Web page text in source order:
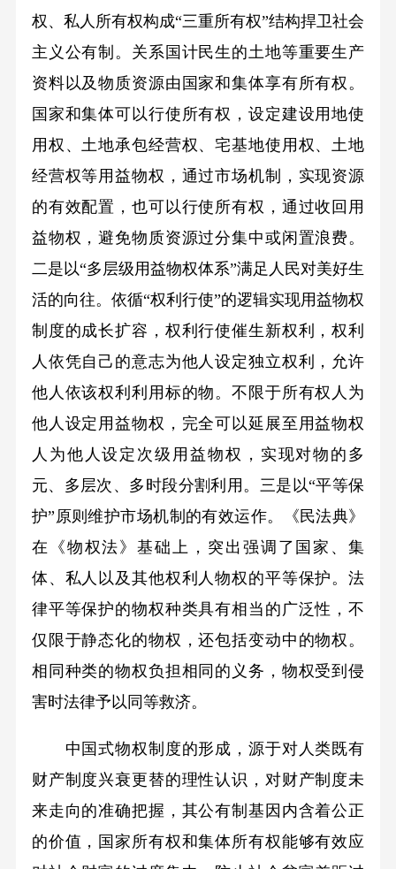
权、私人所有权构成“三重所有权”结构捍卫社会
主义公有制。关系国计民生的土地等重要生产
资料以及物质资源由国家和集体享有所有权。
国家和集体可以行使所有权，设定建设用地使
用权、土地承包经营权、宅基地使用权、土地
经营权等用益物权，通过市场机制，实现资源
的有效配置，也可以行使所有权，通过收回用
益物权，避免物质资源过分集中或闲置浪费。
二是以“多层级用益物权体系”满足人民对美好生
活的向往。依循“权利行使”的逻辑实现用益物权
制度的成长扩容，权利行使催生新权利，权利
人依凭自己的意志为他人设定独立权利，允许
他人依该权利利用标的物。不限于所有权人为
他人设定用益物权，完全可以延展至用益物权
人为他人设定次级用益物权，实现对物的多
元、多层次、多时段分割利用。三是以“平等保
护”原则维护市场机制的有效运作。《民法典》
在《物权法》基础上，突出强调了国家、集
体、私人以及其他权利人物权的平等保护。法
律平等保护的物权种类具有相当的广泛性，不
仅限于静态化的物权，还包括变动中的物权。
相同种类的物权负担相同的义务，物权受到侵
害时法律予以同等救济。
中国式物权制度的形成，源于对人类既有
财产制度兴衰更替的理性认识，对财产制度未
来走向的准确把握，其公有制基因内含着公正
的价值，国家所有权和集体所有权能够有效应